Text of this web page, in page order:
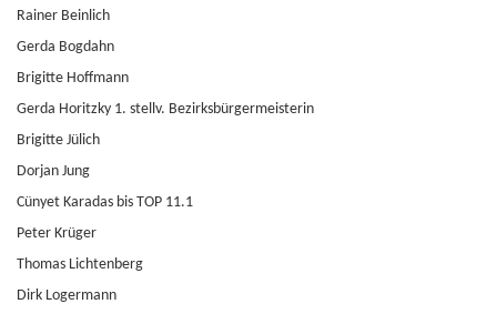
Rainer Beinlich
Gerda Bogdahn
Brigitte Hoffmann
Gerda Horitzky 1. stellv. Bezirksbürgermeisterin
Brigitte Jülich
Dorjan Jung
Cünyet Karadas bis TOP 11.1
Peter Krüger
Thomas Lichtenberg
Dirk Logermann